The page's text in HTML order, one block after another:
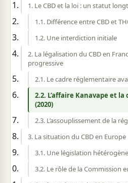
1. Le CBD et la loi : un statut
1.1. Différence entre CBD et
1.2. Une interdiction initiale
2. La légalisation du CBD en
progressive
2.1. Le cadre réglementaire
2.2. L’affaire Kanavape et la
(2020)
2.3. L’assouplissement de la
3. La situation du CBD en Europe
3.1. Une législation hétérogène
3.2. Le rôle de la Commission